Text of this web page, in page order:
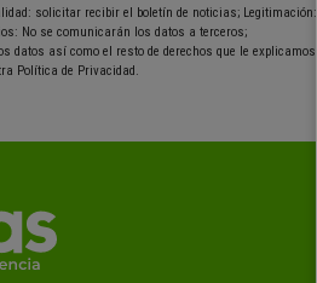
solicitar recibir el boletín de noticias; Legitimación:
No se comunicarán los datos a terceros;
datos así como el resto de derechos que le explicamos
Política de Privacidad.